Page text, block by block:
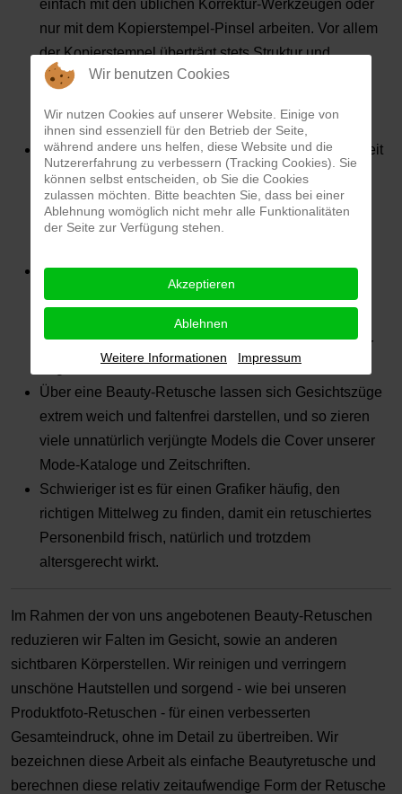
einfach mit den üblichen Korrektur-Werkzeugen oder
nur mit dem Kopierstempel-Pinsel arbeiten. Vor allem
der Kopierstempel überträgt stets Struktur und
Farbigkeit und eignet sich nur für kleinere
nahezu gleichen Bildelementen.
Für Beauty-Retuschen trennt man prinzipiell Helligkeit
und Farbigkeit von der Struktur und bearbeitet beide
Ebenen getrennt voneinander mit unterschiedlichen
Werkzeugen, sodass in der Summe dann das
So lassen sich Falten wegretuschieren, ohne dass
dabei die Porenstruktur der Haut verloren geht.
Gleichzeitig bleibt auch die Helligkeit und Farbigkeit
erhalten und kann bei Bedarf separat aufgehellt oder
abgedunkelt werden.
Über eine Beauty-Retusche lassen sich Gesichtszüge
extrem weich und faltenfrei darstellen, und so zieren
viele unnatürlich verjüngte Models die Cover unserer
Mode-Kataloge und Zeitschriften.
Schwieriger ist es für einen Grafiker häufig, den
richtigen Mittelweg zu finden, damit ein retuschiertes
Personenbild frisch, natürlich und trotzdem
altersgerecht wirkt.
Im Rahmen der von uns angebotenen Beauty-Retuschen
reduzieren wir Falten im Gesicht, sowie an anderen
sichtbaren Körperstellen. Wir reinigen und verringern
unschöne Hautstellen und sorgend - wie bei unseren
Produktfoto-Retuschen - für einen verbesserten
Gesamteindruck, ohne im Detail zu übertreiben. Wir
bezeichnen diese Arbeit als einfache Beautyretusche und
berechnen diese relativ zeitaufwendige Form der Retusche
Wir benutzen Cookies
Wir nutzen Cookies auf unserer Website. Einige von
ihnen sind essenziell für den Betrieb der Seite,
während andere uns helfen, diese Website und die
Nutzererfahrung zu verbessern (Tracking Cookies). Sie
können selbst entscheiden, ob Sie die Cookies
zulassen möchten. Bitte beachten Sie, dass bei einer
Ablehnung womöglich nicht mehr alle Funktionalitäten
der Seite zur Verfügung stehen.
Akzeptieren
Ablehnen
Weitere Informationen Impressum